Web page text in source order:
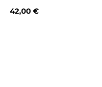
42,00 €